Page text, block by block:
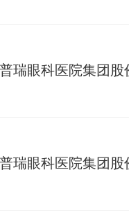
瑞眼科医院集团
瑞眼科医院集团股